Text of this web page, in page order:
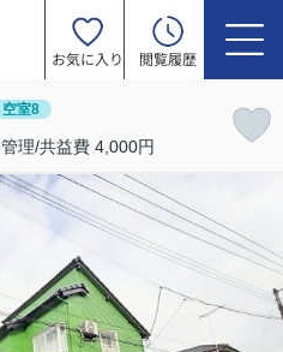
お気に入り 閲覧履歴
空室8
管理/共益費 4,000円